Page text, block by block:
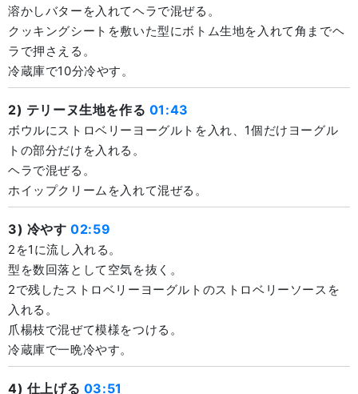
溶かしバターを入れてヘラで混ぜる。
クッキングシートを敷いた型にボトム生地を入れて角までヘ
ラで押さえる。
冷蔵庫で10分冷やす。
2) テリーヌ生地を作る 01:43
ボウルにストロベリーヨーグルトを入れ、1個だけヨーグル
トの部分だけを入れる。
ヘラで混ぜる。
ホイップクリームを入れて混ぜる。
3) 冷やす02:59
2を1に流し入れる。
型を数回落として空気を抜く。
2で残したストロベリーヨーグルトのストロベリーソースを
入れる。
爪楊枝で混ぜて模様をつける。
冷蔵庫で一晩冷やす。
4) 仕上げる 03:51